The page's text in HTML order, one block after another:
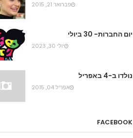
פברואר 21, 2015
יום החברות- 30 ביולי
יולי 30, 2023
נולדו ב-4 באפריל
אפריל 04, 2015
FACEBOOK